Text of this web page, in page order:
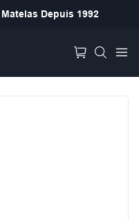
Depuis 1992